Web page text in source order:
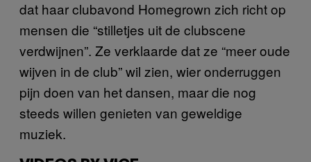
dat haar clubavond Homegrown zich richt op
mensen die “stilletjes uit de clubscene
verdwijnen”. Ze verklaarde dat ze “meer oude
wijven in de club” wil zien, wier onderruggen
pijn doen van het dansen, maar die nog
steeds willen genieten van geweldige
muziek.